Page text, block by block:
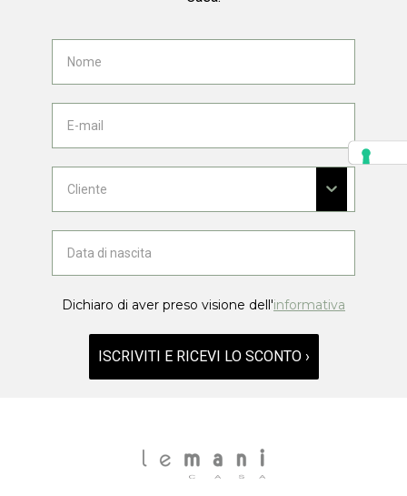
Dichiaro di aver preso visione dell'informativa
ISCRIVITI E RICEVI LO SCONTO ›